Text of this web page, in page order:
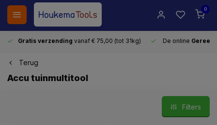
0
Gratis verzending vanaf € 75,00 (tot 31kg) De online
Terug
Accu tuinmultitool
Filters